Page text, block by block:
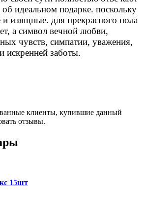
идеальном подарке. поскольку
изящные. для прекрасного пола
а символ вечной любви,
чувств, симпатии, уважения,
искренней заботы.
клиенты, купившие данный
отзывы.
15шт